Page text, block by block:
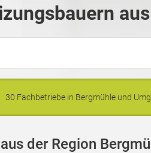
30 Fachbetriebe in Bergmühle und
der Region